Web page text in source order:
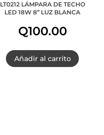
LT0212 LÁMPARA DE TECHO
LED 18W 8” LUZ BLANCA
Q100.00
Añadir al carrito